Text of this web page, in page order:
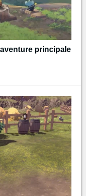
principale